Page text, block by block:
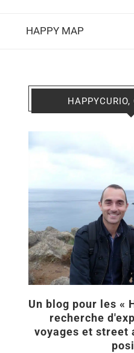
HAPPY MAP
HAPPYCURIO,
Un blog pour les «
recherche
voyages et street